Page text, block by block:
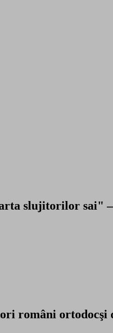
slujitorilor sai"
români ortodocşi